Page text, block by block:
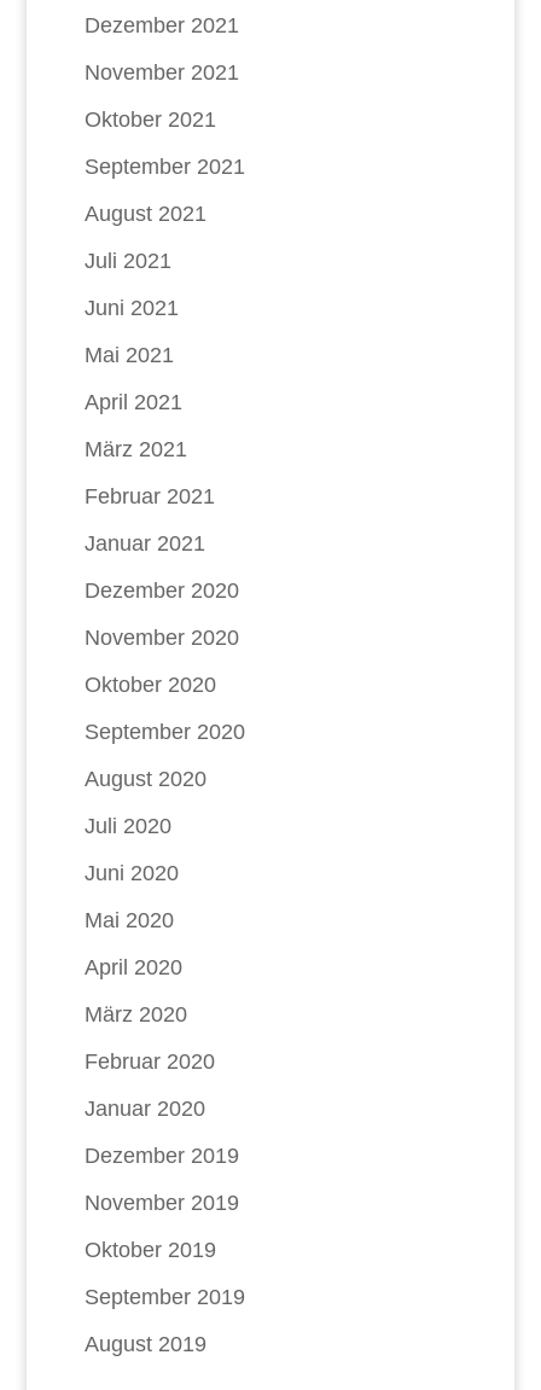
Dezember 2021
November 2021
Oktober 2021
September 2021
August 2021
Juli 2021
Juni 2021
Mai 2021
April 2021
März 2021
Februar 2021
Januar 2021
Dezember 2020
November 2020
Oktober 2020
September 2020
August 2020
Juli 2020
Juni 2020
Mai 2020
April 2020
März 2020
Februar 2020
Januar 2020
Dezember 2019
November 2019
Oktober 2019
September 2019
August 2019